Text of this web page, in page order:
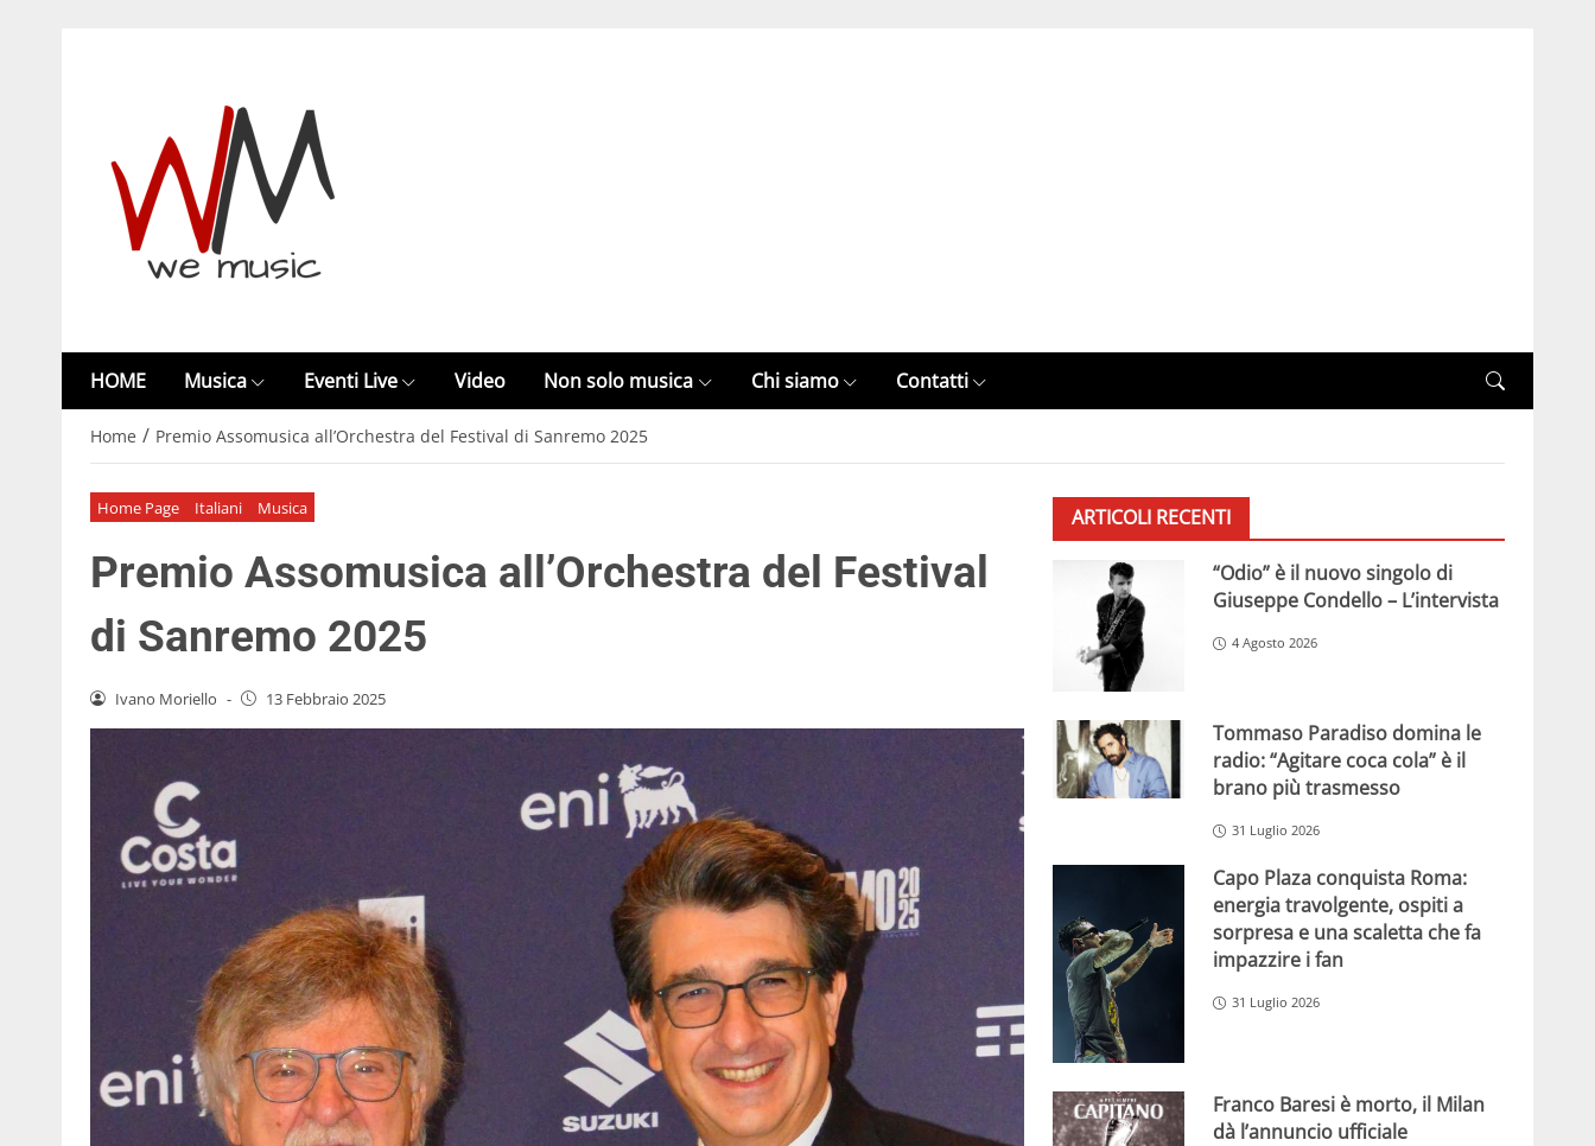
HOME Musica Eventi Live Video Non solo musica Chi siamo Contatti
Home / Premio Assomusica all’Orchestra del Festival di Sanremo 2025
Home Page Italiani Musica
Premio Assomusica all’Orchestra del Festival
di Sanremo 2025
Ivano Moriello - 13 Febbraio 2025
ARTICOLI RECENTI
“Odio” è il nuovo singolo di
Giuseppe Condello – L’intervista
4 Agosto 2026
Tommaso Paradiso domina le
radio: “Agitare coca cola” è il
brano più trasmesso
31 Luglio 2026
Capo Plaza conquista Roma:
energia travolgente, ospiti a
sorpresa e una scaletta che fa
impazzire i fan
31 Luglio 2026
Franco Baresi è morto, il Milan
dà l’annuncio ufficiale